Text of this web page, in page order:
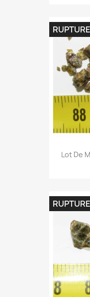
Lot De